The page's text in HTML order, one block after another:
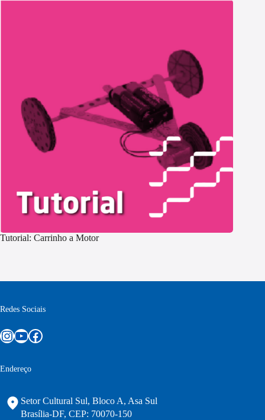
Tutorial: Carrinho a Motor
Redes Sociais
Instagram
Youtube
Facebook
Endereço
Setor Cultural Sul, Bloco A, Asa Sul
Brasília-DF, CEP: 70070-150